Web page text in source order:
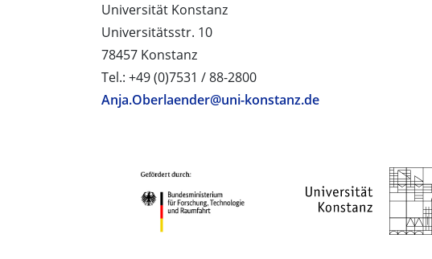
Universität Konstanz
Universitätsstr. 10
78457 Konstanz
Tel.: +49 (0)7531 / 88-2800
Anja.Oberlaender@uni-konstanz.de